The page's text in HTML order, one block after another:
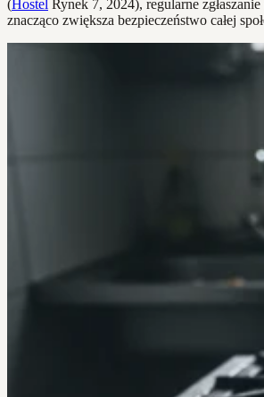
(Hostel Rynek 7, 2024), regularne
znacząco zwiększa bezpieczeństwo całej